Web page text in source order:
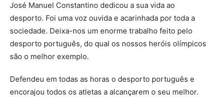
José Manuel Constantino dedicou a sua vida ao
desporto. Foi uma voz ouvida e acarinhada por toda a
sociedade. Deixa-nos um enorme trabalho feito pelo
desporto português, do qual os nossos heróis olímpicos
são o melhor exemplo.
Defendeu em todas as horas o desporto português e
encorajou todos os atletas a alcançarem o seu melhor.